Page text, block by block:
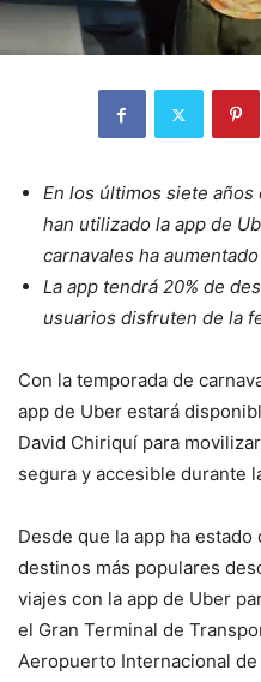
En los últimos siete
han utilizado la app de
carnavales ha
La app tendrá 20% de
usuarios disfruten de la
Con la temporada de
app de Uber estará
David Chiriquí para
segura y accesible durante
Desde que la app ha
destinos más populares
viajes con la app de Uber
el Gran Terminal de
Aeropuerto Internacional de